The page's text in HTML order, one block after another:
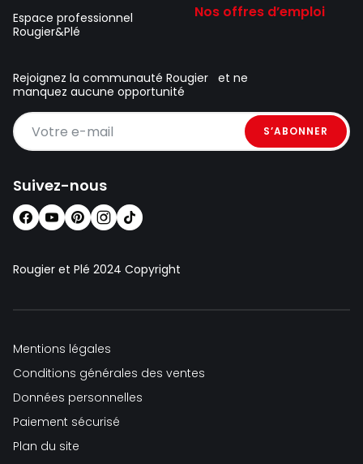
Ferme à 19:30
Espace professionnel
Rougier&Plé
Nos offres d’emploi
Rejoignez la communauté Rougier et ne
manquez aucune opportunité
Votre e-mail
Suivez-nous
Rougier et Plé 2024 Copyright
Mentions légales
Conditions générales des ventes
Données personnelles
Paiement sécurisé
Plan du site